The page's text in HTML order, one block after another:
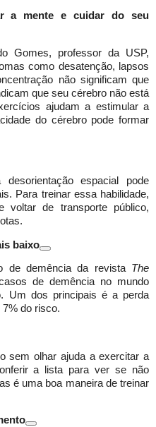
a mente e cuidar do seu
Gomes, professor da USP,
como desatenção, lapsos
não significam que
que seu cérebro não está
ajudam a estimular a
do cérebro pode formar
espacial pode
Para treinar essa habilidade,
voltar de transporte público,
baixo
de demência da revista The
de demência no mundo
Um dos principais é a perda
do risco.
sem olhar ajuda a exercitar a
a lista para ver se não
é uma boa maneira de treinar